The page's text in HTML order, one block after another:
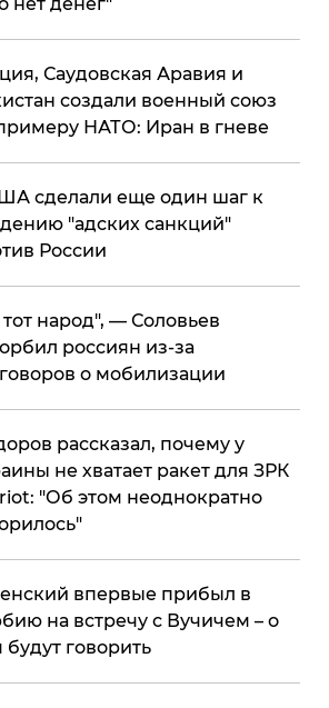
Саудовская Аравия и
создали военный союз
НАТО: Иран в гневе
сделали еще один шаг к
"адских санкций"
России
народ", — Соловьев
россиян из-за
о мобилизации
рассказал, почему у
не хватает ракет для ЗРК
"Об этом неоднократно
впервые прибыл в
на встречу с Вучичем – о
будут говорить